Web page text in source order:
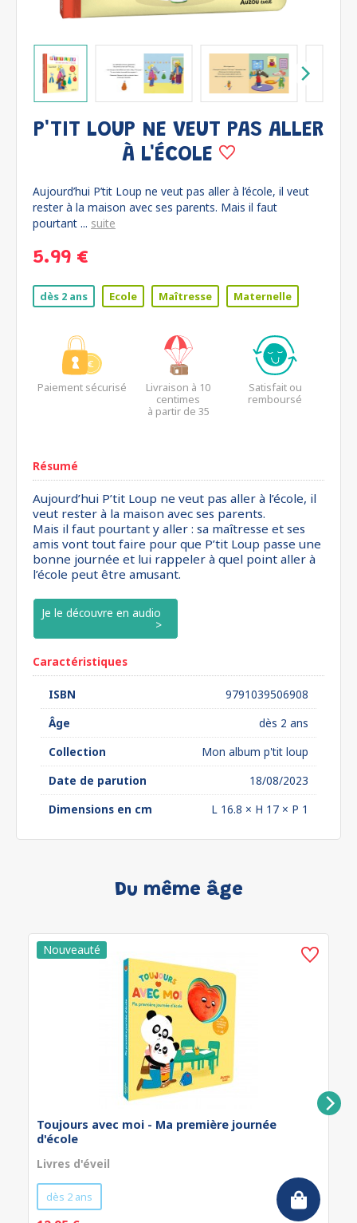
P'TIT LOUP NE VEUT PAS ALLER
À L'ÉCOLE
Aujourd’hui P’tit Loup ne veut pas aller à l’école, il veut
rester à la maison avec ses parents. Mais il faut
pourtant ... suite
5.99 €
dès 2 ans Ecole Maîtresse Maternelle
Paiement sécurisé
Livraison à 10
centimes
à partir de 35
Satisfait ou
remboursé
Résumé
Aujourd’hui P’tit Loup ne veut pas aller à l’école, il
veut rester à la maison avec ses parents.
Mais il faut pourtant y aller : sa maîtresse et ses
amis vont tout faire pour que P’tit Loup passe une
bonne journée et lui rappeler à quel point aller à
l’école peut être amusant.
Je le découvre en audio
Caractéristiques
ISBN
9791039506908
Âge
dès 2 ans
Collection
Mon album p'tit loup
Date de parution
18/08/2023
Dimensions en cm
L 16.8 × H 17 × P 1
Du même âge
Toujours avec moi - Ma première journée
d'école
Livres d'éveil
dès 2 ans